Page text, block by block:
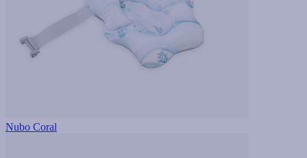
Nubo Coral